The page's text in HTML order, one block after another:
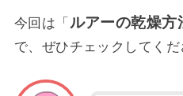
今回は「 ルアーの乾燥方
で、ぜひチェックしてくだ